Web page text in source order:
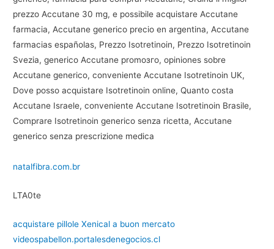
prezzo Accutane 30 mg, e possibile acquistare Accutane
farmacia, Accutane generico precio en argentina, Accutane
farmacias españolas, Prezzo Isotretinoin, Prezzo Isotretinoin
Svezia, generico Accutane promoзгo, opiniones sobre
Accutane generico, conveniente Accutane Isotretinoin UK,
Dove posso acquistare Isotretinoin online, Quanto costa
Accutane Israele, conveniente Accutane Isotretinoin Brasile,
Comprare Isotretinoin generico senza ricetta, Accutane
generico senza prescrizione medica
natalfibra.com.br
LTA0te
acquistare pillole Xenical a buon mercato
videospabellon.portalesdenegocios.cl